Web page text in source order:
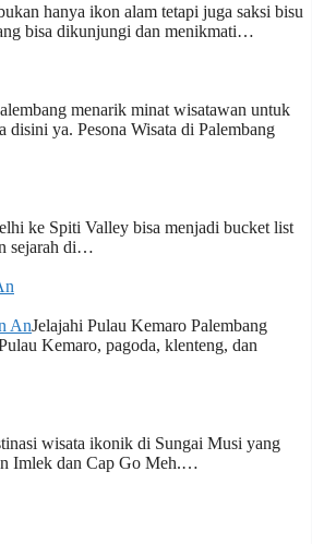
hanya ikon alam tetapi juga saksi bisu
bisa dikunjungi dan menikmati…
menarik minat wisatawan untuk
ya. Pesona Wisata di Palembang
ke Spiti Valley bisa menjadi bucket list
sejarah di…
Jelajahi Pulau Kemaro Palembang
Kemaro, pagoda, klenteng, dan
wisata ikonik di Sungai Musi yang
Imlek dan Cap Go Meh.…